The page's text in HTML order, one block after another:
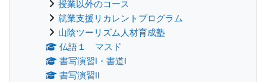
授業以外のコース
就業支援リカレントプログラム
山陰ツーリズム人材育成塾
仏語１ マスド
書写演習Ⅰ・書道Ⅰ
書写演習Ⅱ